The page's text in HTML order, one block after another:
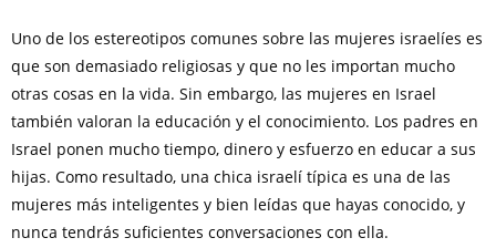
Uno de los estereotipos comunes sobre las mujeres israelíes es
que son demasiado religiosas y que no les importan mucho
otras cosas en la vida. Sin embargo, las mujeres en Israel
también valoran la educación y el conocimiento. Los padres en
Israel ponen mucho tiempo, dinero y esfuerzo en educar a sus
hijas. Como resultado, una chica israelí típica es una de las
mujeres más inteligentes y bien leídas que hayas conocido, y
nunca tendrás suficientes conversaciones con ella.